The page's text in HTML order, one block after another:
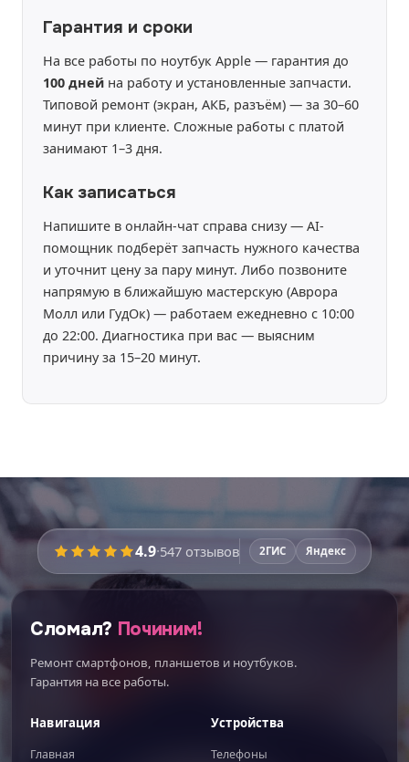
Гарантия и сроки
На все работы по ноутбук Apple — гарантия до
100 дней на работу и установленные запчасти.
Типовой ремонт (экран, АКБ, разъём) — за 30–60
минут при клиенте. Сложные работы с платой
занимают 1–3 дня.
Как записаться
Напишите в онлайн-чат справа снизу — AI-
помощник подберёт запчасть нужного качества
и уточнит цену за пару минут. Либо позвоните
напрямую в ближайшую мастерскую (Аврора
Молл или ГудОк) — работаем ежедневно с 10:00
до 22:00. Диагностика при вас — выясним
причину за 15–20 минут.
Время работы:
Перед ремонтом мастерпокажет запчасти
вживуюи расскажет про плюсы и минусы
Никаких этапов не пропустим:
Диагностика при вас
Новая влагозащита
4.9·547 отзывов 2ГИС Яндекс
Сломал? Починим!
Ремонт смартфонов, планшетов и ноутбуков.
Гарантия на все работы.
Навигация
Главная
Устройства
Телефоны